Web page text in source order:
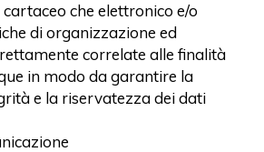
che elettronico e/o
di organizzazione ed
correlate alle finalità
in modo da garantire la
e la riservatezza dei dati